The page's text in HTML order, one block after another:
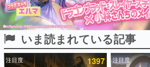
ピックアップ
いま読まれている記事
注目度 1397 注目度